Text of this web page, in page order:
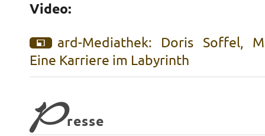
Video:
ard-Mediathek: Doris Soffel,
Eine Karriere im Labyrinth
Presse